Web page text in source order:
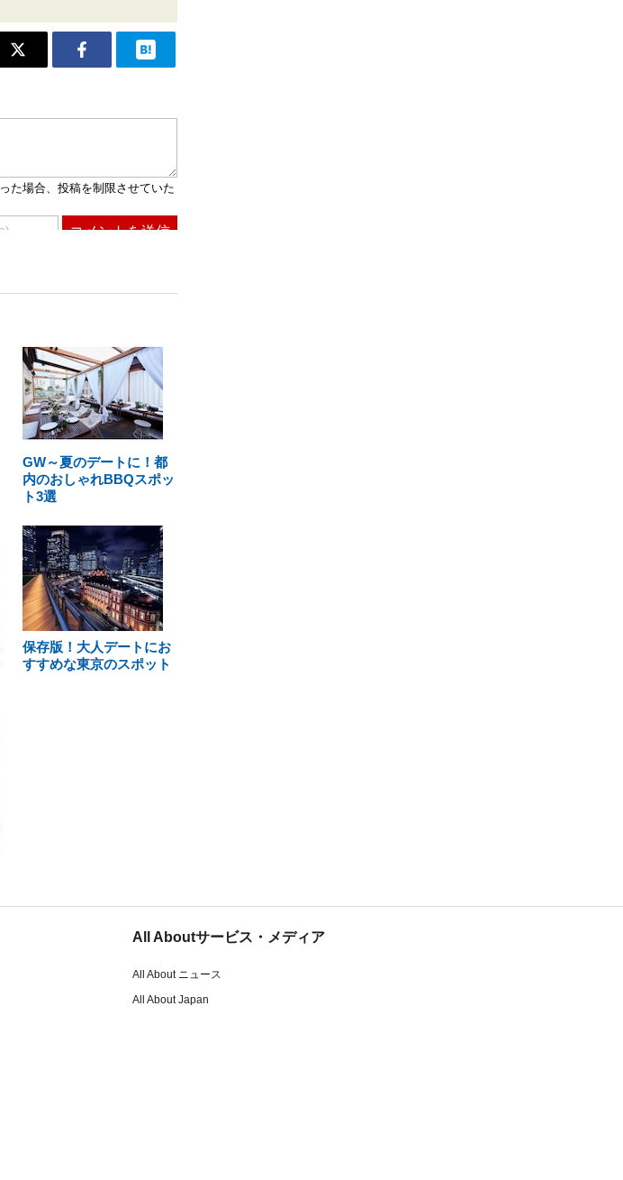
GW～夏のデートに！都
内のおしゃれBBQスポッ
ト3選
保存版！大人デートにお
すすめな東京のスポット
All Aboutサービス・メディア
All About ニュース
All About Japan